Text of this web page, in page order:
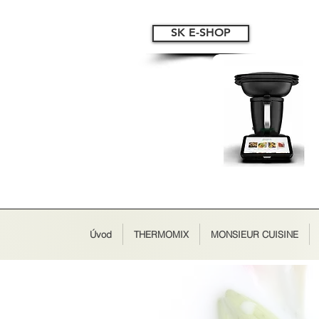
SK E-SHOP
Úvod THERMOMIX MONSIEUR CUISINE